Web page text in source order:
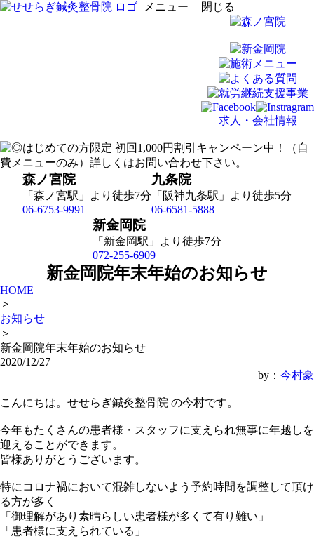
メニュー 閉じる
求人・会社情報
森ノ宮院
「森ノ宮駅」より徒歩7分
06-6753-9991
九条院
「阪神九条駅」より徒歩5分
06-6581-5888
新金岡院
「新金岡駅」より徒歩7分
072-255-6909
新金岡院年末年始のお知らせ
HOME
＞
お知らせ
＞
新金岡院年末年始のお知らせ
2020/12/27
by： 今村豪
こんにちは。せせらぎ鍼灸整骨院 の今村です。
今年もたくさんの患者様・スタッフに支えられ無事に年越しを
迎えることができます。
皆様ありがとうございます。
特にコロナ禍において混雑しないよう予約時間を調整して頂け
る方が多く
「御理解があり素晴らしい患者様が多くて有り難い」
「患者様に支えられている」